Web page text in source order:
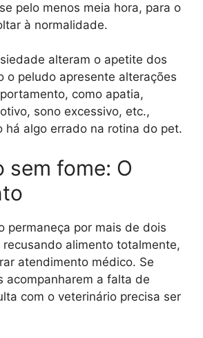
pelo menos meia hora, para o
à normalidade.
alteram o apetite dos
o peludo apresente alterações
como apatia,
sono excessivo, etc.,
há algo errado na rotina do pet.
sem fome: O
permaneça por mais de dois
alimento totalmente,
atendimento médico. Se
acompanharem a falta de
com o veterinário precisa ser